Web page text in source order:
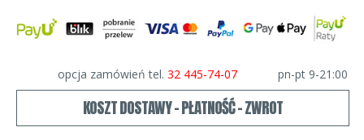
opcja zamówień tel. 32 445-74-07 pn-pt 9-21:00
KOSZT DOSTAWY - PŁATNOŚĆ - ZWROT